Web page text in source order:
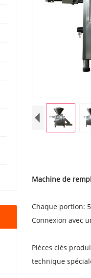
Machine de
Chaque portion:
Connexion avec
Pièces clés
technique